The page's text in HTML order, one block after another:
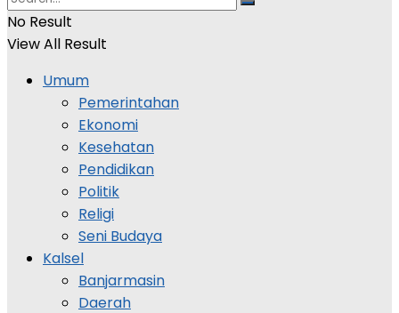
No Result
View All Result
Umum
Pemerintahan
Ekonomi
Kesehatan
Pendidikan
Politik
Religi
Seni Budaya
Kalsel
Banjarmasin
Daerah